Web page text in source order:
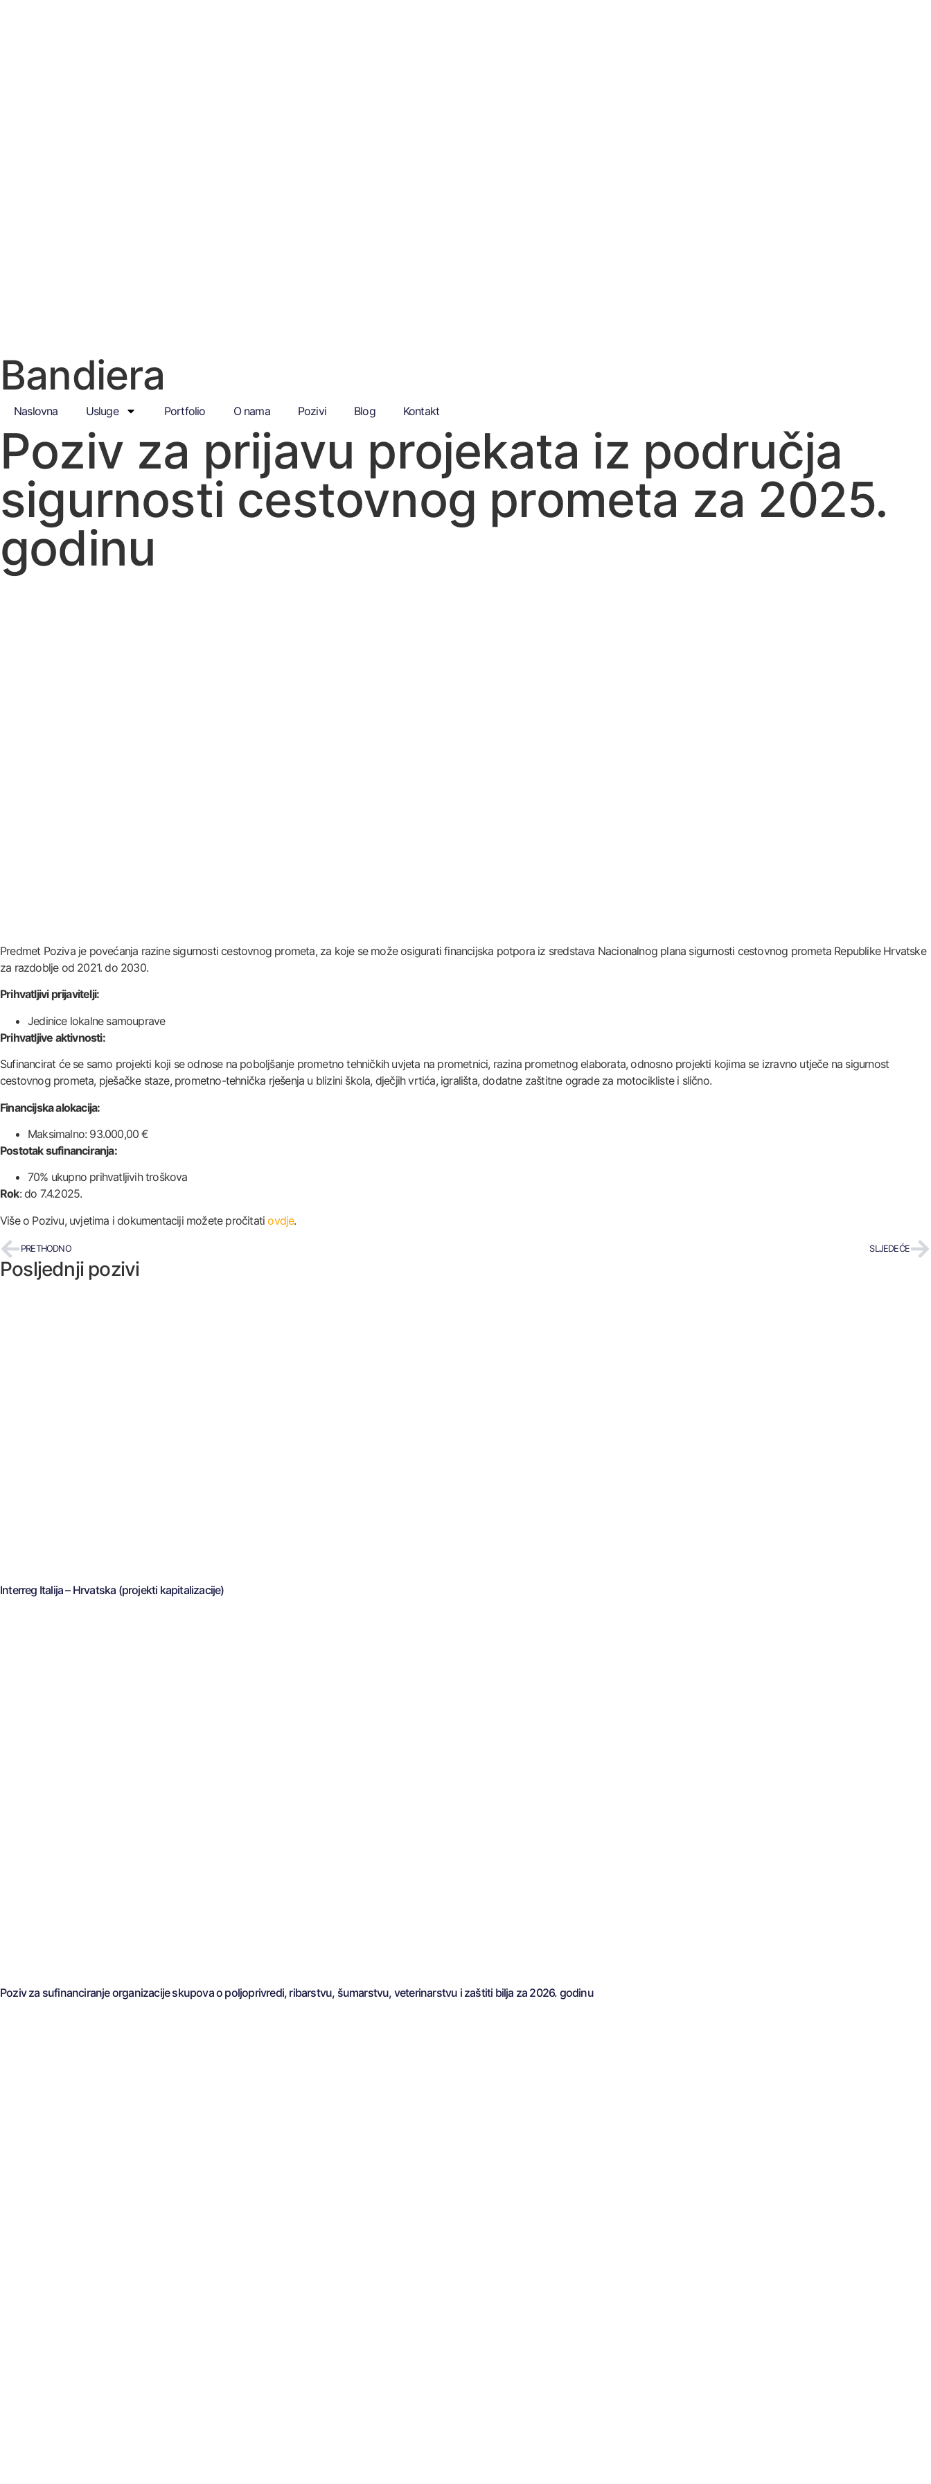
Bandiera
Naslovna Usluge Portfolio O nama Pozivi Blog Kontakt
Poziv za prijavu projekata iz područja
sigurnosti cestovnog prometa za 2025.
godinu
Predmet Poziva je povećanja razine sigurnosti cestovnog prometa, za koje se može osigurati financijska potpora iz sredstava Nacionalnog plana sigurnosti cestovnog prometa Republike Hrvatske
za razdoblje od 2021. do 2030.
Prihvatljivi prijavitelji:
Jedinice lokalne samouprave
Prihvatljive aktivnosti:
Sufinancirat će se samo projekti koji se odnose na poboljšanje prometno tehničkih uvjeta na prometnici, razina prometnog elaborata, odnosno projekti kojima se izravno utječe na sigurnost
cestovnog prometa, pješačke staze, prometno-tehnička rješenja u blizini škola, dječjih vrtića, igrališta, dodatne zaštitne ograde za motocikliste i slično.
Financijska alokacija:
Maksimalno: 93.000,00 €
Postotak sufinanciranja:
70% ukupno prihvatljivih troškova
Rok: do 7.4.2025.
Više o Pozivu, uvjetima i dokumentaciji možete pročitatiovdje.
PRETHODNO SLJEDEĆE
Posljednji pozivi
Interreg Italija – Hrvatska (projekti kapitalizacije)
Poziv za sufinanciranje organizacije skupova o poljoprivredi, ribarstvu, šumarstvu, veterinarstvu i zaštiti bilja za 2026. godinu